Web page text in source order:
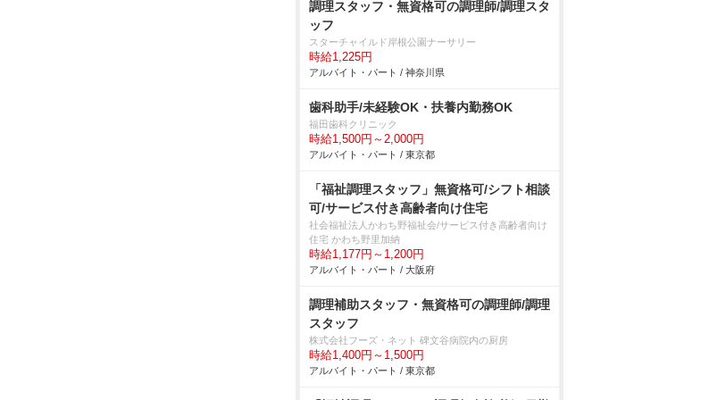
調理スタッフ・無資格可の調理師/調理スタ
ッフ
スターチャイルド岸根公園ナーサリー
時給1,225円
アルバイト・パート / 神奈川県
歯科助手/未経験OK・扶養内勤務OK
福田歯科クリニック
時給1,500円～2,000円
アルバイト・パート / 東京都
「福祉調理スタッフ」無資格可/シフト相談
可/サービス付き高齢者向け住宅
社会福祉法人かわち野福祉会/サービス付き高齢者向け
住宅 かわち野里加納
時給1,177円～1,200円
アルバイト・パート / 大阪府
調理補助スタッフ・無資格可の調理師/調理
スタッフ
株式会社フーズ・ネット 碑文谷病院内の厨房
時給1,400円～1,500円
アルバイト・パート / 東京都